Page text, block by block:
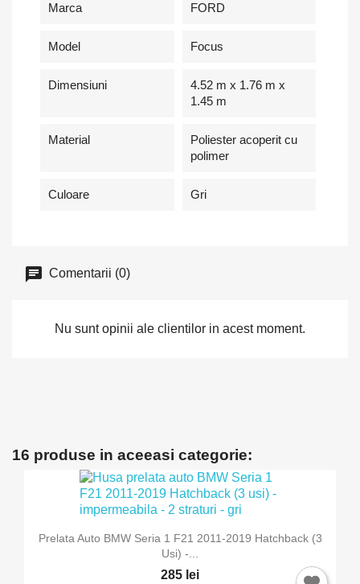
Marca FORD
Model Focus
Dimensiuni
4.52 m x 1.76 m x
1.45 m
Material
Poliester acoperit cu
polimer
Culoare Gri
Comentarii (0)
Nu sunt opinii ale clientilor in acest moment.
16 produse in aceeasi categorie:
Prelata Auto BMW Seria 1 F21 2011-2019 Hatchback (3
Usi) -...
285 lei